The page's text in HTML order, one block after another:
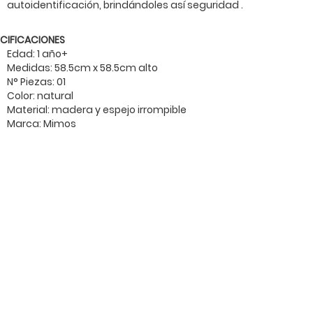
autoidentificación, brindándoles así seguridad .
Edad: 1 año+
Medidas: 58.5cm x 58.5cm alto
N° Piezas: 01
Color: natural
Material: madera y espejo irrompible
Marca: Mimos